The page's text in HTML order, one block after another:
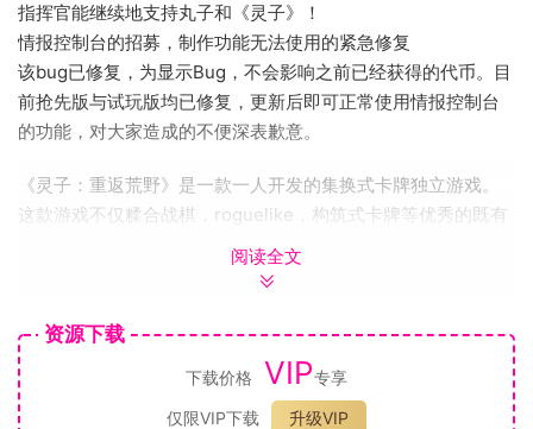
指挥官能继续地支持丸子和《灵子》！
情报控制台的招募，制作功能无法使用的紧急修复
该bug已修复，为显示Bug，不会影响之前已经获得的代币。目
前抢先版与试玩版均已修复，更新后即可正常使用情报控制台
的功能，对大家造成的不便深表歉意。
《灵子：重返荒野》是一款一人开发的集换式卡牌独立游戏。
这款游戏不仅糅合战棋，roguelike，构筑式卡牌等优秀的既有
玩法，还原创了“战术位置”的游戏机制，并以“战术位置”机制为
核心设计的一系列的角色和卡牌。在世界观和剧情方面，我将
那么精彩，但或许会让您闻所未闻，耳目一新。
在游戏中，您将会扮演一名战场指挥官，自由地构建您的小
队，战术和指令卡组。然后可以体验以下玩法：
阅读全文
资源下载
下载价格 VIP专享
仅限VIP下载
升级VIP